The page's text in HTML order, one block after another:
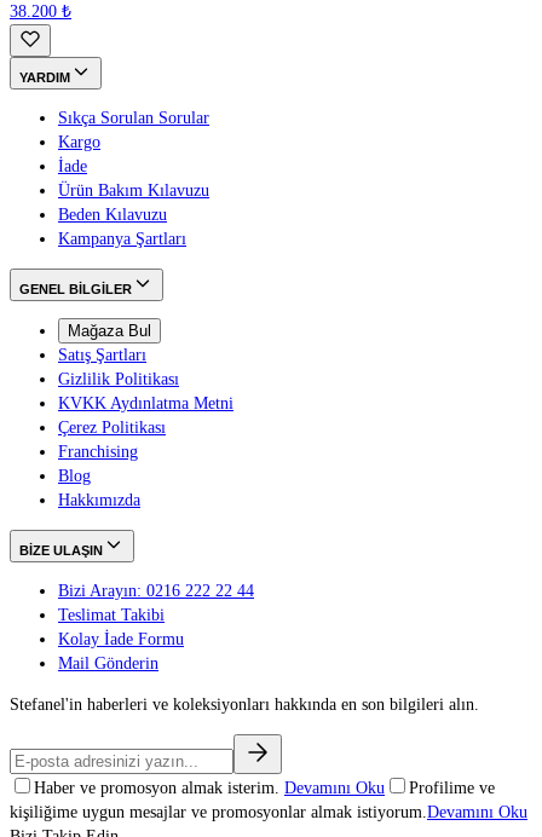
38.200 ₺
YARDIM
Sıkça Sorulan Sorular
Kargo
İade
Ürün Bakım Kılavuzu
Beden Kılavuzu
Kampanya Şartları
GENEL BİLGİLER
Mağaza Bul
Satış Şartları
Gizlilik Politikası
KVKK Aydınlatma Metni
Çerez Politikası
Franchising
Blog
Hakkımızda
BİZE ULAŞIN
Bizi Arayın: 0216 222 22 44
Teslimat Takibi
Kolay İade Formu
Mail Gönderin
Stefanel'in haberleri ve koleksiyonları hakkında en son bilgileri alın.
Haber ve promosyon almak isterim. Devamını Oku
Profilime ve
kişiliğime uygun mesajlar ve promosyonlar almak istiyorum. Devamını Oku